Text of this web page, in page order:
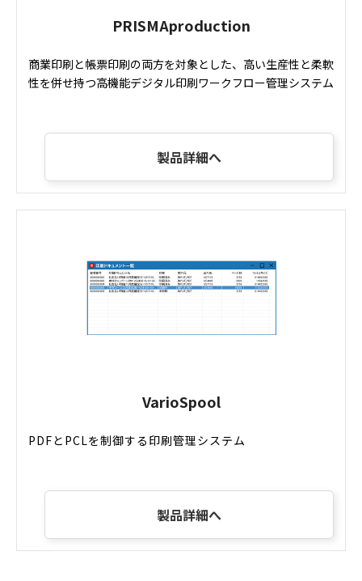
PRISMAproduction
商業印刷と帳票印刷の両方を対象とした、高い生産性と柔軟
性を併せ持つ高機能デジタル印刷ワークフロー管理システム
製品詳細へ
VarioSpool
PDFとPCLを制御する印刷管理システム
製品詳細へ